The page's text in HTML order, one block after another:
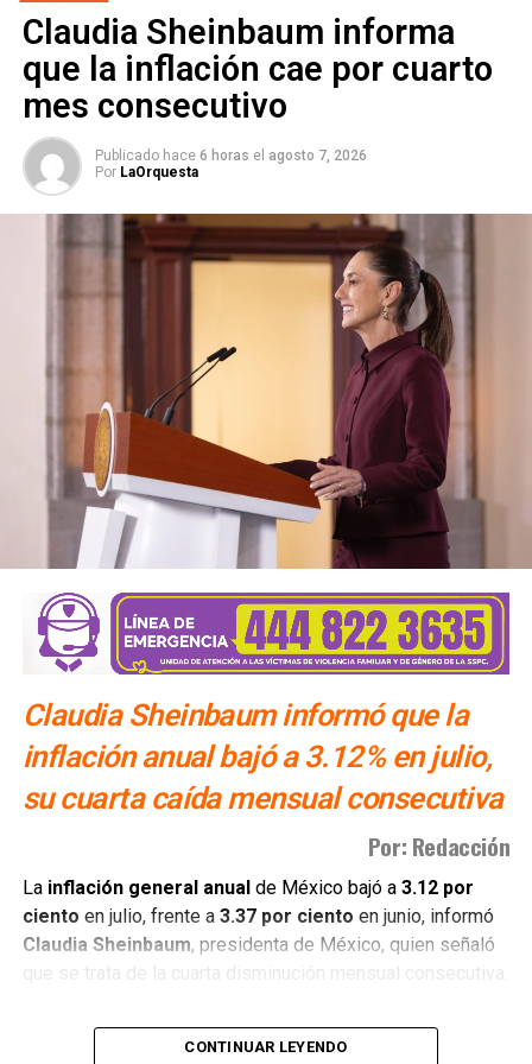
rueda de prensa, para
deslizar una mentira
sobre mi hijo y
exponiéndolo. Es una
cobardía inadmisible. Si
quiere distraer a la
opinión pública de sus
fracasos, hágalo de otra
manera.
— Felipe Calderón
(@FelipeCalderon)
November 4, 2019
Señor Presidente
@lopezobrador_: para
esconder su fracaso no
utilice a mi hijo. Asuma su
responsabilidad.
— Margarita Zavala
(@Mzavalagc)November
Claudia Sheinbaum informa
que la inflación cae por cuarto
mes consecutivo
Publicado hace 6 horas el agosto 7, 2026
Por LaOrquesta
Claudia Sheinbaum informó que la
inflación anual bajó a 3.12% en julio,
su cuarta caída mensual consecutiva
Por: Redacción
La inflación general anualde México bajó a 3.12 por
ciento en julio, frente a 3.37 por ciento en junio, informó
Claudia Sheinbaum, presidenta de México, quien señaló
que se trata de la cuarta disminución mensual consecutiva.
Durante la conferencia matutina “Las mañaneras del
pueblo”, Sheinbaum atribuyó la baja a los acuerdos
CONTINUAR LEYENDO